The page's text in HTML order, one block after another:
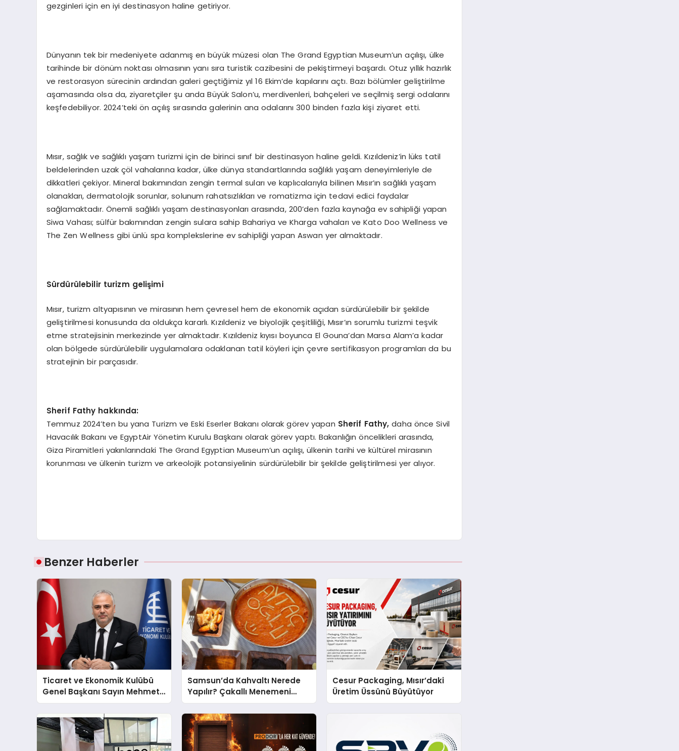
gezginleri için en iyi destinasyon haline getiriyor.
Dünyanın tek bir medeniyete adanmış en büyük müzesi olan The Grand Egyptian Museum’un açılışı, ülke
tarihinde bir dönüm noktası olmasının yanı sıra turistik cazibesini de pekiştirmeyi başardı. Otuz yıllık hazırlık
ve restorasyon sürecinin ardından galeri geçtiğimiz yıl 16 Ekim’de kapılarını açtı. Bazı bölümler geliştirilme
aşamasında olsa da, ziyaretçiler şu anda Büyük Salon’u, merdivenleri, bahçeleri ve seçilmiş sergi odalarını
keşfedebiliyor. 2024’teki ön açılış sırasında galerinin ana odalarını 300 binden fazla kişi ziyaret etti.
Mısır, sağlık ve sağlıklı yaşam turizmi için de birinci sınıf bir destinasyon haline geldi. Kızıldeniz’in lüks tatil
beldelerinden uzak çöl vahalarına kadar, ülke dünya standartlarında sağlıklı yaşam deneyimleriyle de
dikkatleri çekiyor. Mineral bakımından zengin termal suları ve kaplıcalarıyla bilinen Mısır’ın sağlıklı yaşam
olanakları, dermatolojik sorunlar, solunum rahatsızlıkları ve romatizma için tedavi edici faydalar
sağlamaktadır. Önemli sağlıklı yaşam destinasyonları arasında, 200’den fazla kaynağa ev sahipliği yapan
Siwa Vahası; sülfür bakımından zengin sulara sahip Bahariya ve Kharga vahaları ve Kato Doo Wellness ve
The Zen Wellness gibi ünlü spa komplekslerine ev sahipliği yapan Aswan yer almaktadır.
Sürdürülebilir turizm gelişimi
Mısır, turizm altyapısının ve mirasının hem çevresel hem de ekonomik açıdan sürdürülebilir bir şekilde
geliştirilmesi konusunda da oldukça kararlı. Kızıldeniz ve biyolojik çeşitliliği, Mısır’ın sorumlu turizmi teşvik
etme stratejisinin merkezinde yer almaktadır. Kızıldeniz kıyısı boyunca El Gouna’dan Marsa Alam’a kadar
olan bölgede sürdürülebilir uygulamalara odaklanan tatil köyleri için çevre sertifikasyon programları da bu
stratejinin bir parçasıdır.
Sherif Fathy hakkında:
Temmuz 2024’ten bu yana Turizm ve Eski Eserler Bakanı olarak görev yapan Sherif Fathy, daha önce Sivil
Havacılık Bakanı ve EgyptAir Yönetim Kurulu Başkanı olarak görev yaptı. Bakanlığın öncelikleri arasında,
Giza Piramitleri yakınlarındaki The Grand Egyptian Museum’un açılışı, ülkenin tarihi ve kültürel mirasının
korunması ve ülkenin turizm ve arkeolojik potansiyelinin sürdürülebilir bir şekilde geliştirilmesi yer alıyor.
Benzer Haberler
Ticaret ve Ekonomik Kulübü
Genel Başkanı Sayın Mehmet
Ulutaş, ekonomiye dair yaptığı
açıklamada şunları kaydetti:
Samsun’da Kahvaltı Nerede
Yapılır? Çakallı Menemeni
Önerileri
Cesur Packaging, Mısır’daki
Üretim Üssünü Büyütüyor